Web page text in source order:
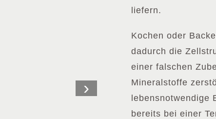
›
liefern.
Kochen oder
dadurch die
einer falschen
Mineralstoffe
lebensnotwendige
bereits bei einer